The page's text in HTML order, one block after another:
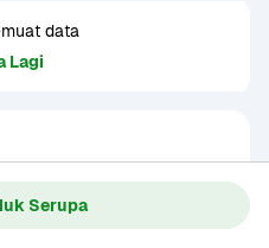
Serupa
data
Lagi
pertama yang dimaniskan
rasa dan warna dari buah
dan semua gummy